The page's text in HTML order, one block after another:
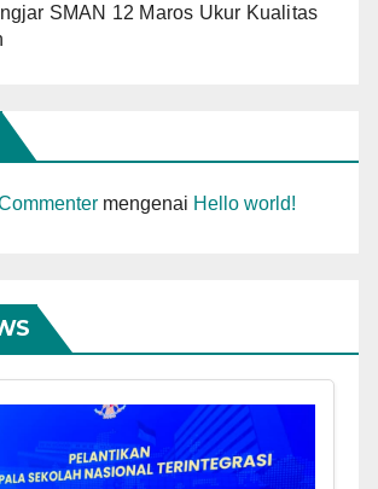
SMAN 12 Maros Ukur Kualitas
mengenai Hello world!